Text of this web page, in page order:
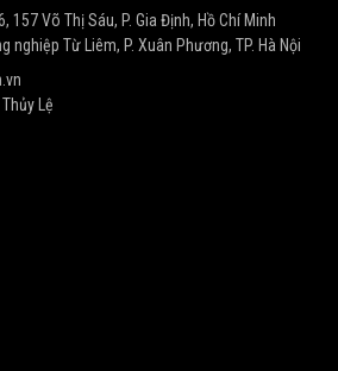
157 Võ Thị Sáu, P. Gia Định, Hồ Chí Minh
nghiệp Từ Liêm, P. Xuân Phương, TP. Hà Nội
Lệ